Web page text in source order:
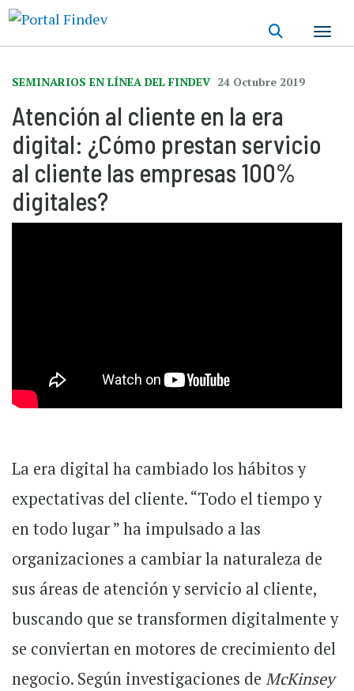
principal
SEMINARIOS EN LÍNEA DEL FINDEV 24 Octubre 2019
Atención al cliente en la era
digital: ¿Cómo prestan servicio
al cliente las empresas 100%
digitales?
La era digital ha cambiado los hábitos y
expectativas del cliente. “Todo el tiempo y
en todo lugar ” ha impulsado a las
organizaciones a cambiar la naturaleza de
sus áreas de atención y servicio al cliente,
buscando que se transformen digitalmente y
se conviertan en motores de crecimiento del
negocio. Según investigaciones de McKinsey